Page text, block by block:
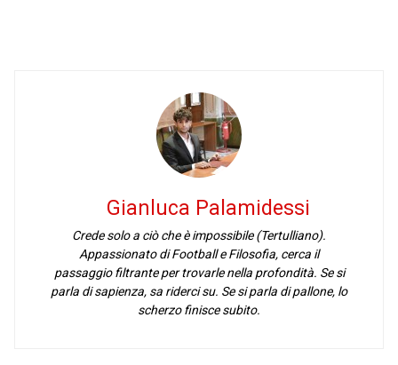
Gianluca Palamidessi
Crede solo a ciò che è impossibile (Tertulliano).
Appassionato di Football e Filosofia, cerca il
passaggio filtrante per trovarle nella profondità. Se si
parla di sapienza, sa riderci su. Se si parla di pallone, lo
scherzo finisce subito.